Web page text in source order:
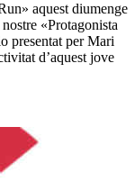
aquest diumenge
«Protagonista
presentat per Mari
d’aquest jove